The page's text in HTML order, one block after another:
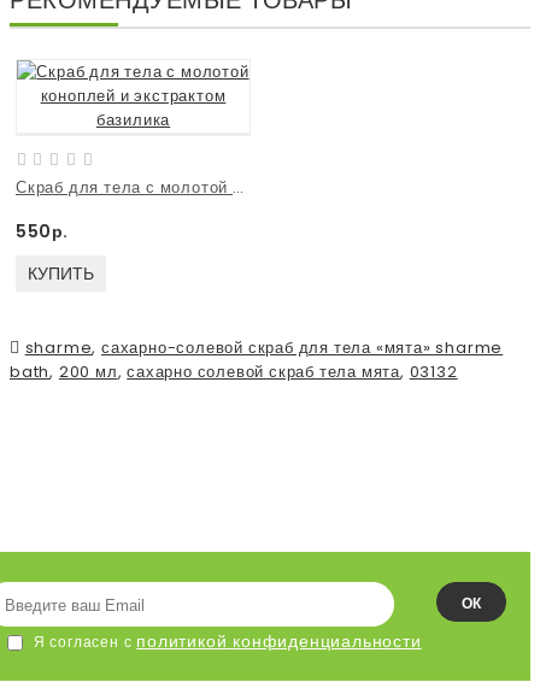
Скраб для тела с молотой коноплей и экстрактом базилика
550р.
КУПИТЬ
sharme,сахарно-солевой скраб для тела «мята» sharme
bath, 200 мл,сахарно солевой скраб тела мята, 03132
ОК
Я согласен с политикой конфиденциальности